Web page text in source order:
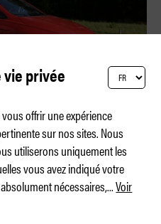
du TCS
privée
offrir une expérience
sur nos sites. Nous
utiliserons uniquement les
vous avez indiqué votre
nécessaires,...Voir